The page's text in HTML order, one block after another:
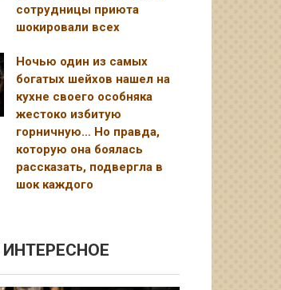
сотрудницы приюта
шокировали всех
Ночью один из самых
богатых шейхов нашел на
кухне своего особняка
жестоко избитую
горничную… Но правда,
которую она боялась
рассказать, подвергла в
шок каждого